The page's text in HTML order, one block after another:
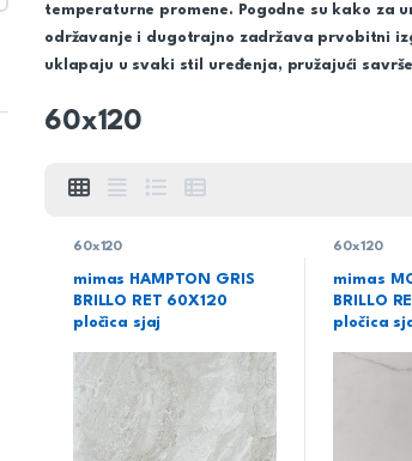
temperaturne promene. Pogodne su kako za
održavanje i dugotrajno zadržava prvobitni
uklapaju u svaki stil uređenja, pružajući
60x120
60x120
mimas HAMPTON GRIS
BRILLO RET 60X120
pločica sjaj
60x120
mimas
BRILLO
pločica